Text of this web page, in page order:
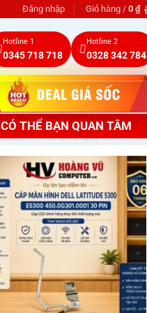
Đăng nhập Giỏ hàng / 0 ₫
Hotline 1
0345 718 718
Hotline 2
0328 342 784
CÓ THỂ BẠN QUAN TÂM